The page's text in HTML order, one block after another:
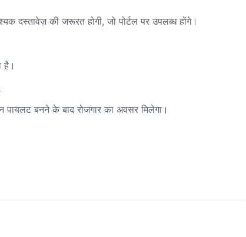
दस्तावेज़ की जरूरत होगी, जो पोर्टल पर उपलब्ध होंगे।
है।
बनने के बाद रोजगार का अवसर मिलेगा।